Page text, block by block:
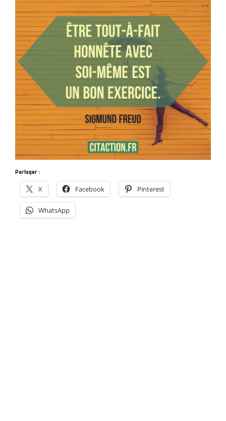
Partager :
X Facebook Pinterest
WhatsApp